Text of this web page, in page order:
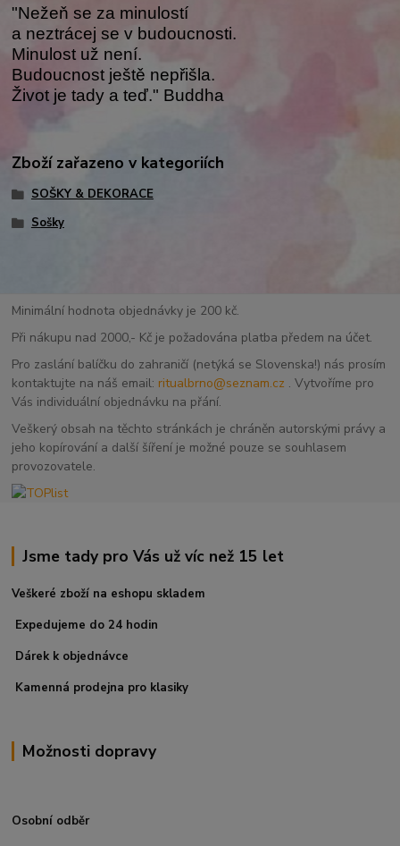
"Nežeň se za minulostí
a neztrácej se v budoucnosti.
Minulost už není.
Budoucnost ještě nepřišla.
Život je tady a teď." Buddha
Zboží zařazeno v kategoriích
SOŠKY & DEKORACE
Sošky
Minimální hodnota objednávky je 200 kč.
Při nákupu nad 2000,- Kč je požadována platba předem na účet.
Pro zaslání balíčku do zahraničí (netýká se Slovenska!) nás prosím
kontaktujte na náš email: ritualbrno@seznam.cz . Vytvoříme pro
Vás individuální objednávku na přání.
Veškerý obsah na těchto stránkách je chráněn autorskými právy a
jeho kopírování a další šíření je možné pouze se souhlasem
provozovatele.
Jsme tady pro Vás už víc než 15 let
Veškeré zboží na eshopu skladem
Expedujeme do 24 hodin
Dárek k objednávce
Kamenná prodejna pro klasiky
Možnosti dopravy
Osobní odběr